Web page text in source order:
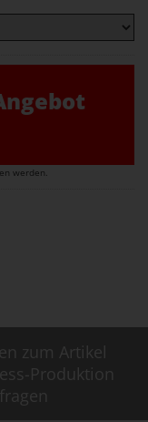
werden.
zum Artikel
Produktion